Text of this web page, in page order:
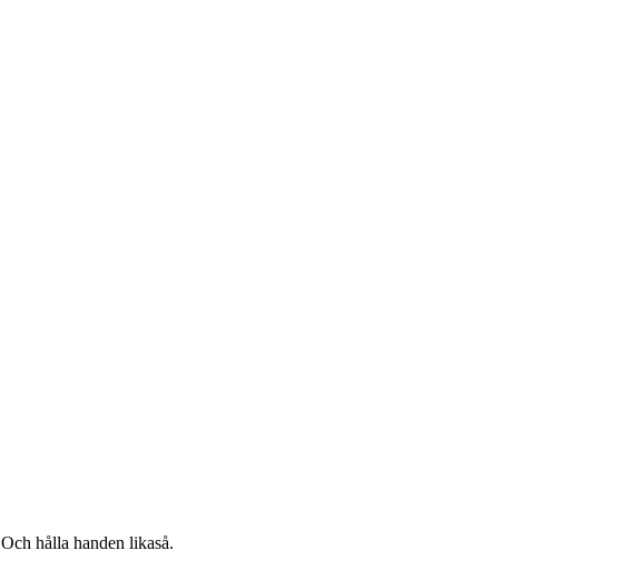
hålla handen likaså.